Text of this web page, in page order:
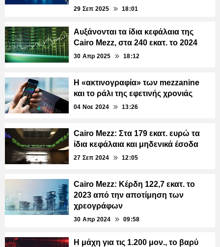
29 Σεπ 2025 18:01
Αυξάνονται τα ίδια κεφάλαια της
Cairo Mezz, στα 240 εκατ. το 2024
30 Απρ 2025 18:12
Η «ακτινογραφία» των mezzanine
και το ράλι της εφετινής χρονιάς
04 Νοε 2024 13:26
Cairo Mezz: Στα 179 εκατ. ευρώ τα
ίδια κεφάλαια και μηδενικά έσοδα
27 Σεπ 2024 12:05
Cairo Mezz: Κέρδη 122,7 εκατ. το
2023 από την αποτίμηση των
χρεογράφων
30 Απρ 2024 09:58
Η μάχη για τις 1.200 μον., το βαρύ